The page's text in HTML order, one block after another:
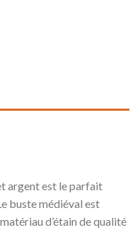
argent est le parfait
buste médiéval est
d’étain de qualité